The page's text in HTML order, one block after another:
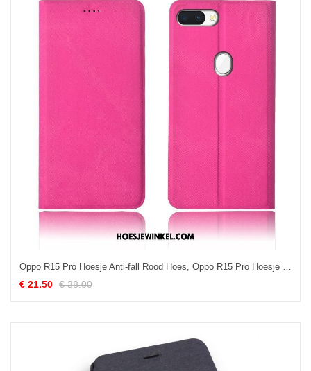
Oppo R15 Pro Hoesje Anti-fall Rood Hoes, Oppo R15 Pro Hoesje Mobiele Telefoon Leren Etui
€ 21.50 € 38.00